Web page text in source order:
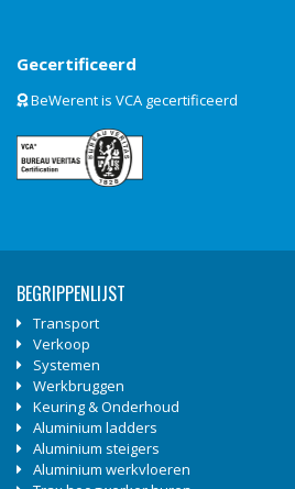
Gecertificeerd
BeWerent is VCA gecertificeerd
BEGRIPPENLIJST
Transport
Verkoop
Systemen
Werkbruggen
Keuring & Onderhoud
Aluminium ladders
Aluminium steigers
Aluminium werkvloeren